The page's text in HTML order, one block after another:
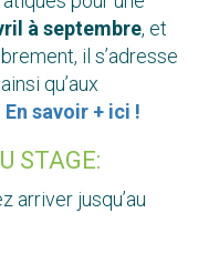
à septembre, et
il s’adresse
qu’aux
En savoir + ici !
STAGE:
arriver jusqu’au